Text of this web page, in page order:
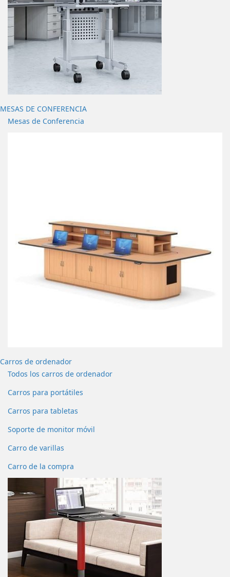
MESAS DE CONFERENCIA
Mesas de Conferencia
Carros de ordenador
Todos los carros de ordenador
Carros para portátiles
Carros para tabletas
Soporte de monitor móvil
Carro de varillas
Carro de la compra